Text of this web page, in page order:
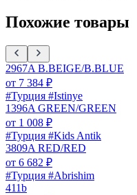
Похожие товары
2967A B.BEIGE/B.BLUE
от 7 384 ₽
#Турция #Istinye
1396A GREEN/GREEN
от 1 008 ₽
#Турция #Kids Antik
3809A RED/RED
от 6 682 ₽
#Турция #Abrishim
411b